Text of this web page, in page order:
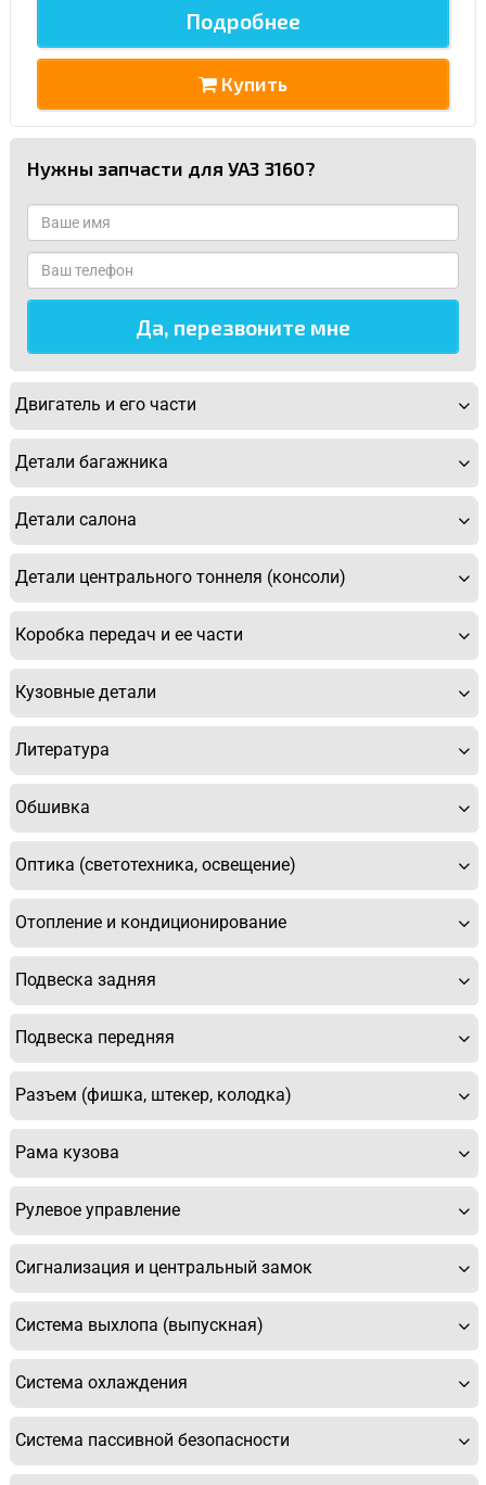
Подробнее
Купить
Нужны запчасти для УАЗ 3160?
Двигатель и его части
Детали багажника
Детали салона
Детали центрального тоннеля (консоли)
Коробка передач и ее части
Кузовные детали
Литература
Обшивка
Оптика (светотехника, освещение)
Отопление и кондиционирование
Подвеска задняя
Подвеска передняя
Разъем (фишка, штекер, колодка)
Рама кузова
Рулевое управление
Сигнализация и центральный замок
Система выхлопа (выпускная)
Система охлаждения
Система пассивной безопасности